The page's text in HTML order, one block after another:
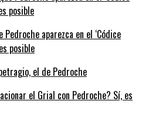
Pedroche aparezca en el ‘Códice
posible
el Grial con Pedroche? Sí, es